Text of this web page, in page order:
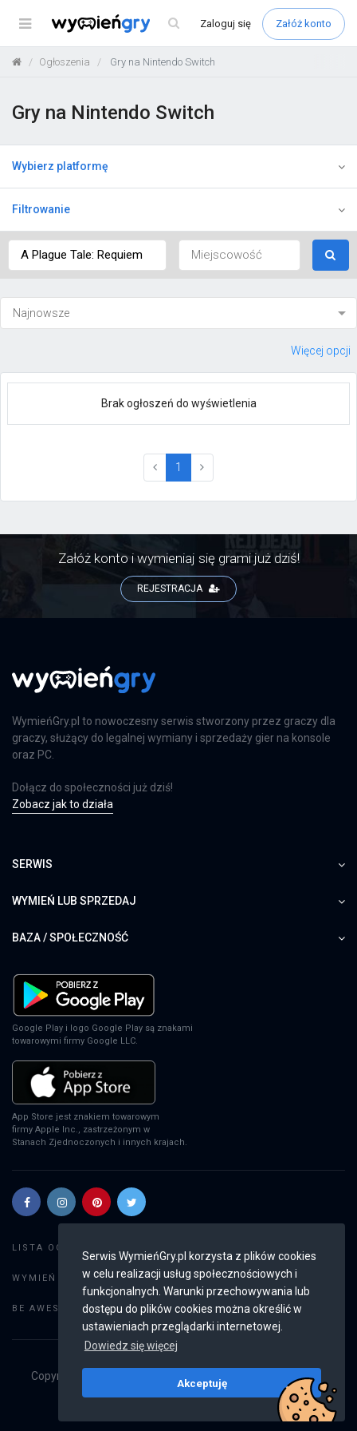
Serwis WymieńGry.pl korzysta z plików cookies
w celu realizacji usług społecznościowych i
funkcjonalnych. Warunki przechowywania lub
dostępu do plików cookies można określić w
ustawieniach przeglądarki internetowej.
Dowiedz się więcej
Akceptuję
Menu Zaloguj się Załóż konto
Ogłoszenia Gry na Nintendo Switch
Gry na Nintendo Switch
Wybierz platformę
Filtrowanie
Więcej opcji
Brak ogłoszeń do wyświetlenia
1 (current)
Załóż konto i wymieniaj się grami już dziś!
REJESTRACJA
WymieńGry.pl to nowoczesny serwis stworzony przez graczy dla
graczy, służący do legalnej wymiany i sprzedaży gier na konsole
oraz PC.
Dołącz do społeczności już dziś!
Zobacz jak to działa
SERWIS
WYMIEŃ LUB SPRZEDAJ
BAZA / SPOŁECZNOŚĆ
Google Play i logo Google Play są znakami
towarowymi firmy Google LLC.
App Store jest znakiem towarowym
firmy Apple Inc., zastrzeżonym w
Stanach Zjednoczonych i innych krajach.
LISTA OGŁOSZEŃ:
WYMIEŃ GRY: Dodaj ogłoszenie
BE AWESOME: Weryfikacja konta
Copyright © 2019 - 2026
Wszystkie prawa
v2.8.4